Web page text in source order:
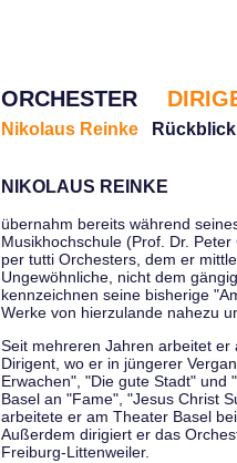
ORCHESTER
Nikolaus Reinke Rückblick
NIKOLAUS REINKE
übernahm bereits während
Musikhochschule (Prof. Dr.
per tutti Orchesters, dem er
Ungewöhnliche, nicht dem
kennzeichnen seine bisherige
Werke von hierzulande nahezu
Seit mehreren Jahren arbeitet
Dirigent, wo er in jüngerer
Erwachen", "Die gute Stadt" und
Basel an "Fame", "Jesus Christ
arbeitete er am Theater Basel
Außerdem dirigiert er das
Freiburg-Littenweiler.